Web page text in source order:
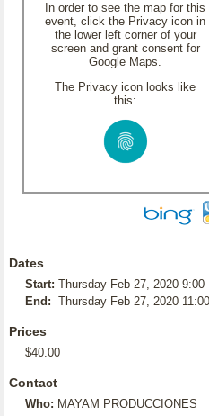
In order to see the map for this
event, click the Privacy icon in
the lower left corner of your
screen and grant consent for
Google Maps.
The Privacy icon looks like
this:
Dates
Start: Thursday Feb 27, 2020 9:00
End: Thursday Feb 27, 2020
Prices
$40.00
Contact
Who: MAYAM PRODUCCIONES